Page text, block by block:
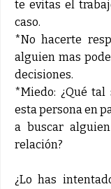
te evitas el
caso.
*No hacerte
alguien mas
decisiones.
*Miedo: ¿Qué
esta persona en
a buscar
relación?
¿Lo has